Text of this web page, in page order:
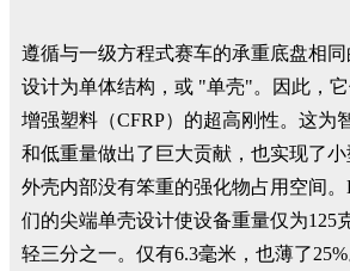
遵循与一级方程式赛车的承重底盘相
设计为单体结构，或 "单壳"。因此，
增强塑料（CFRP）的超高刚性。这为
和低重量做出了巨大贡献，也实现了
外壳内部没有笨重的强化物占用空间
们的尖端单壳设计使设备重量仅为125
轻三分之一。仅有6.3毫米，也薄了